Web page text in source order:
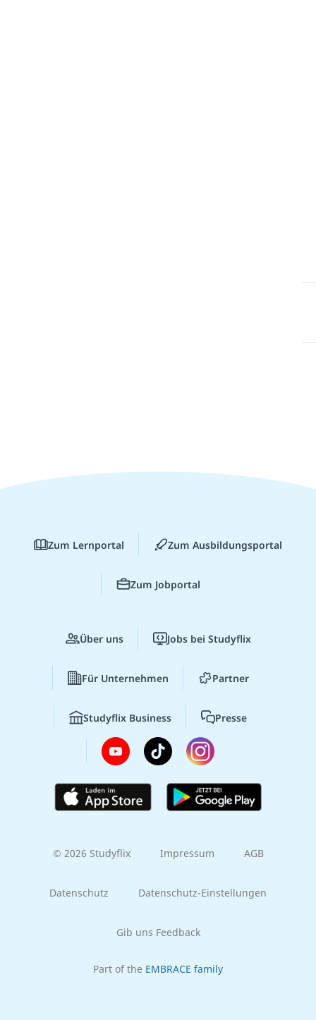
Zum Lernportal Zum Ausbildungsportal
Zum Jobportal
Über uns Jobs bei Studyflix
Für Unternehmen Partner
Studyflix Business Presse
© 2026 Studyflix Impressum AGB
Datenschutz Datenschutz-Einstellungen
Gib uns Feedback
Part of the EMBRACE family